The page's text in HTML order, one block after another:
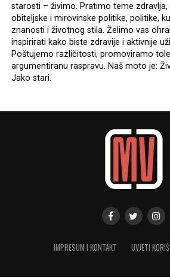
starosti – živimo. Pratimo teme zdravlja,
obiteljske i mirovinske politike, politike,
znanosti i životnog stila. Želimo vas
inspirirati kako biste zdravije i aktivnije
Poštujemo različitosti, promoviramo
argumentiranu raspravu. Naš moto je:
Jako stari.
IMPRESUM I KONTAKT UVJETI